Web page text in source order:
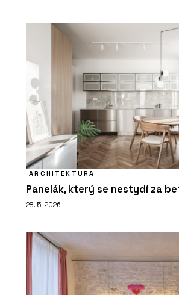
ARCHITEKTURA
Panelák, který se nestydí za
28. 5. 2026